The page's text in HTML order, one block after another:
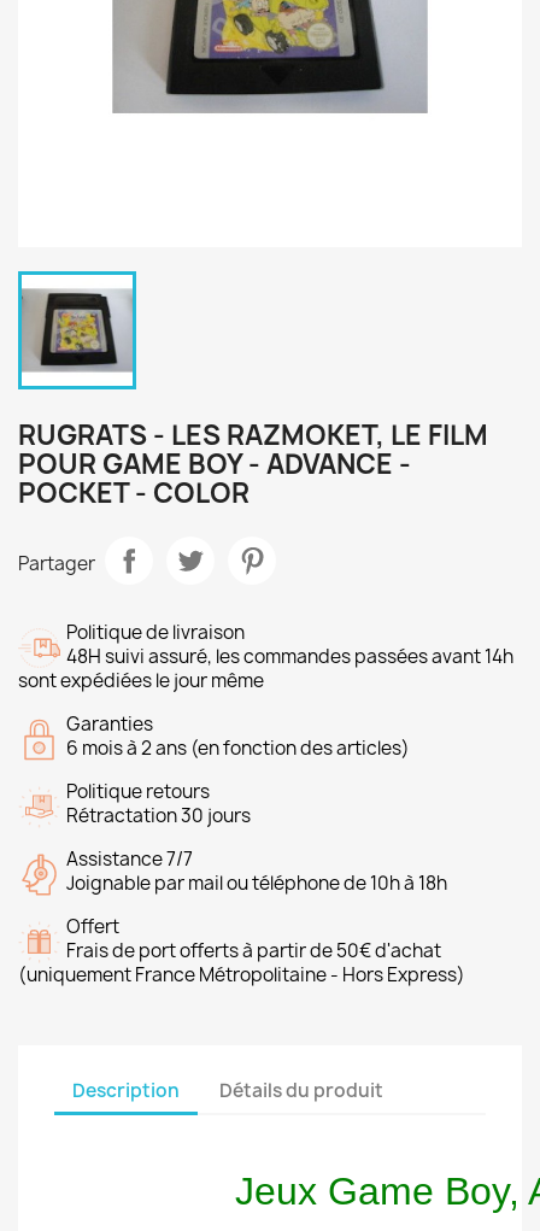
RUGRATS - LES RAZMOKET, LE FILM
POUR GAME BOY - ADVANCE -
POCKET - COLOR
Partager
Politique de livraison
48H suivi assuré, les commandes passées avant 14h
sont expédiées le jour même
Garanties
6 mois à 2 ans (en fonction des articles)
Politique retours
Rétractation 30 jours
Assistance 7/7
Joignable par mail ou téléphone de 10h à 18h
Offert
Frais de port offerts à partir de 50€ d'achat
(uniquement France Métropolitaine - Hors Express)
Description Détails du produit
Jeux Game Boy,